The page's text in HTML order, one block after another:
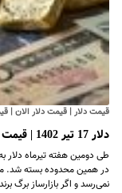
قیمت دلار | قیمت دلار الان |
دلار 17 تیر 1402 | قیمت دلار ارزانتر می شود؟
در همین محدوده بسته شد.
نمی‌رسد و اگر بازارساز برگ